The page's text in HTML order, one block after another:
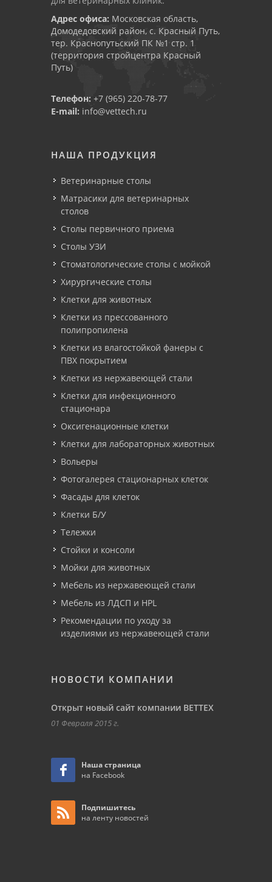
Адрес офиса: Московская область,
Домодедовский район, с. Красный Путь,
тер. Краснопутьский ПК №1 стр. 1
(территория стройцентра Красный
Путь)
Телефон: +7 (965) 220-78-77
E-mail: info@vettech.ru
НАША ПРОДУКЦИЯ
Ветеринарные столы
Матрасики для ветеринарных
столов
Столы первичного приема
Столы УЗИ
Стоматологические столы с мойкой
Хирургические столы
Клетки для животных
Клетки из прессованного
полипропилена
Клетки из влагостойкой фанеры с
ПВХ покрытием
Клетки из нержавеющей стали
Клетки для инфекционного
стационара
Оксигенационные клетки
Клетки для лабораторных животных
Вольеры
Фотогалерея стационарных клеток
Фасады для клеток
Клетки Б/У
Тележки
Стойки и консоли
Мойки для животных
Мебель из нержавеющей стали
Мебель из ЛДСП и HPL
Рекомендации по уходу за
изделиями из нержавеющей стали
НОВОСТИ КОМПАНИИ
Открыт новый сайт компании ВЕТТЕХ
01 Февраля 2015 г.
Наша страница
на Facebook
Подпишитесь
на ленту новостей